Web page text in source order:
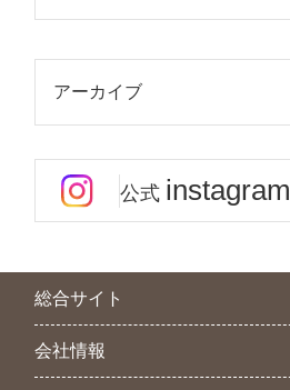
アーカイブ
公式 instagram
総合サイト
会社情報